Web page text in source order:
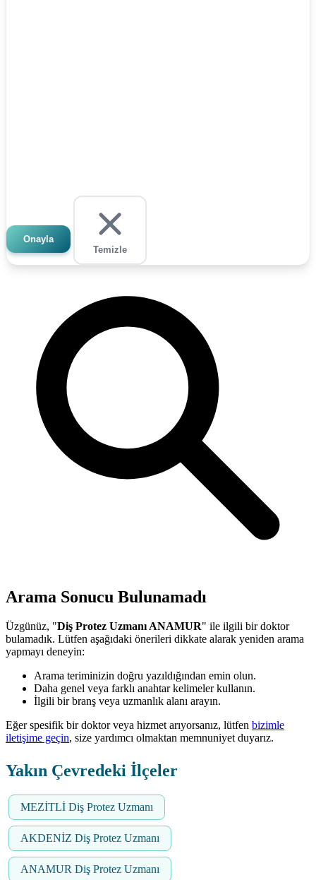
Onayla
Temizle
Arama Sonucu Bulunamadı
Üzgünüz, "Diş Protez Uzmanı ANAMUR" ile ilgili bir doktor
bulamadık. Lütfen aşağıdaki önerileri dikkate alarak yeniden arama
yapmayı deneyin:
Arama teriminizin doğru yazıldığından emin olun.
Daha genel veya farklı anahtar kelimeler kullanın.
İlgili bir branş veya uzmanlık alanı arayın.
Eğer spesifik bir doktor veya hizmet arıyorsanız, lütfen bizimle
iletişime geçin, size yardımcı olmaktan memnuniyet duyarız.
Yakın Çevredeki İlçeler
MEZİTLİ Diş Protez Uzmanı
AKDENİZ Diş Protez Uzmanı
ANAMUR Diş Protez Uzmanı